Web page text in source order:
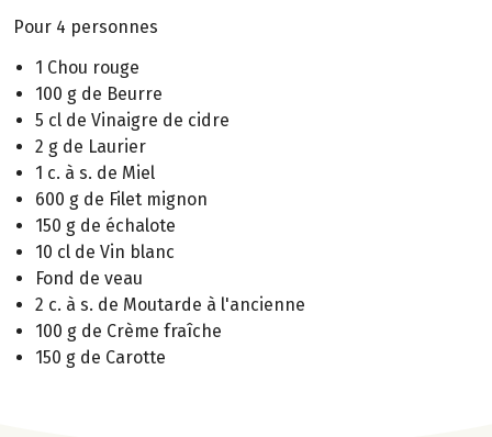
Pour 4 personnes
1 Chou rouge
100 g de Beurre
5 cl de Vinaigre de cidre
2 g de Laurier
1 c. à s. de Miel
600 g de Filet mignon
150 g de échalote
10 cl de Vin blanc
Fond de veau
2 c. à s. de Moutarde à l'ancienne
100 g de Crème fraîche
150 g de Carotte